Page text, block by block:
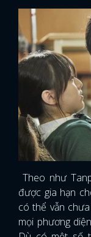
Theo như
được gia hạn
có thể vẫn
mọi phương